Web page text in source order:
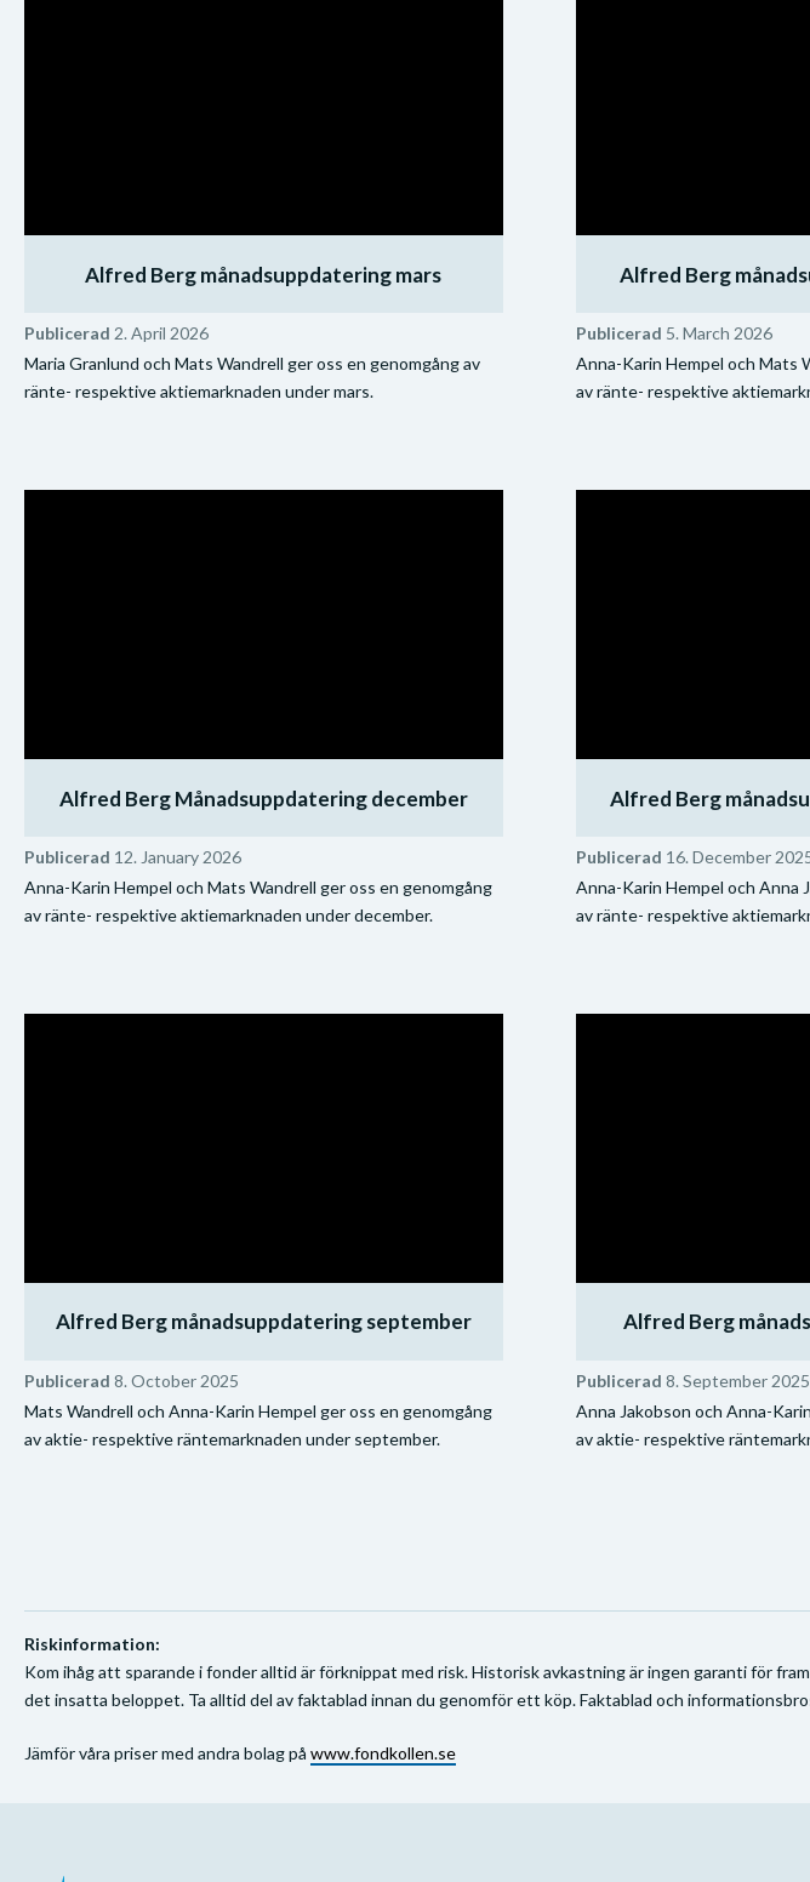
Alfred Berg månadsuppdatering mars
Publicerad 2. April 2026
Maria Granlund och Mats Wandrell ger oss en genomgång av
ränte- respektive aktiemarknaden under mars.
Alfred Berg
Publicerad 5. March 2026
Anna-Karin Hempel och Mats
av ränte- respektive
Alfred Berg Månadsuppdatering december
Publicerad 12. January 2026
Anna-Karin Hempel och Mats Wandrell ger oss en genomgång
av ränte- respektive aktiemarknaden under december.
Alfred Berg
Publicerad 16. December
Anna-Karin Hempel och Anna
av ränte- respektive
Alfred Berg månadsuppdatering september
Publicerad 8. October 2025
Mats Wandrell och Anna-Karin Hempel ger oss en genomgång
av aktie- respektive räntemarknaden under september.
Alfred Berg
Publicerad 8. September 2025
Anna Jakobson och Anna-
av aktie- respektive
Riskinformation:
Kom ihåg att sparande i fonder alltid är förknippat med risk. Historisk avkastning är ingen garanti för
det insatta beloppet. Ta alltid del av faktablad innan du genomför ett köp. Faktablad och
Jämför våra priser med andra bolag på www.fondkollen.se